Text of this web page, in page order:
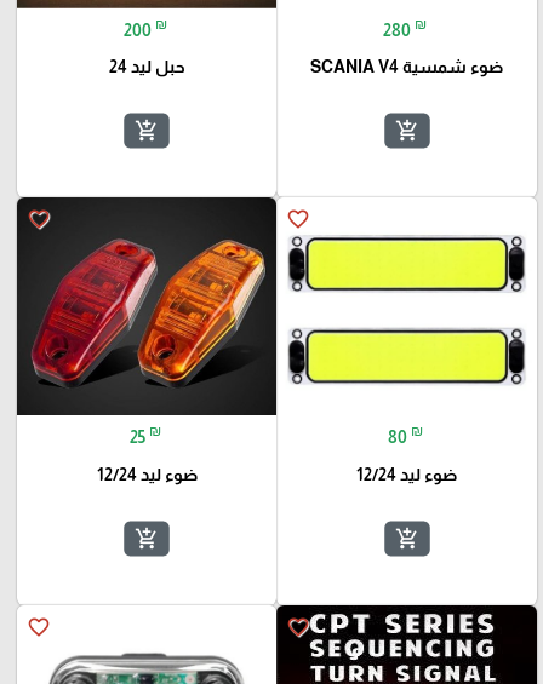
280 ₪
ضوء شمسية SCANIA V4
add_shopping_cart
200 ₪
حبل ليد 24
add_shopping_cart
favorite_border
80 ₪
ضوء ليد 12/24
add_shopping_cart
favorite_border
25 ₪
ضوء ليد 12/24
add_shopping_cart
favorite_border
favorite_border